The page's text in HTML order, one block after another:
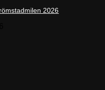
2026